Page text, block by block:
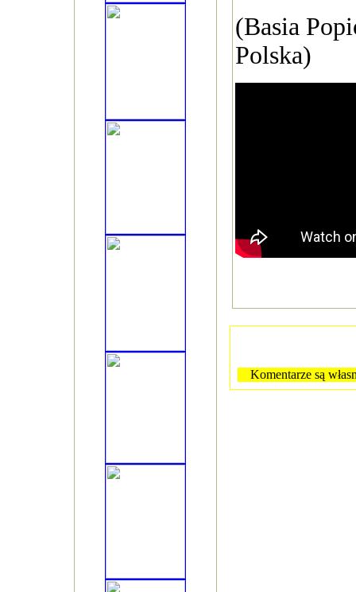
(Basia
Polska)
Komentarze są